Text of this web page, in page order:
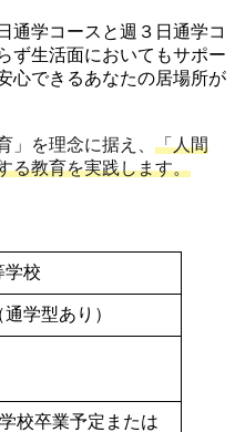
通学コースと週３日通学コ
ず生活面においてもサポー
心できるあなたの居場所が
」を理念に据え、 「人間
る教育を実践します。
学校
学型あり）
校卒業予定または